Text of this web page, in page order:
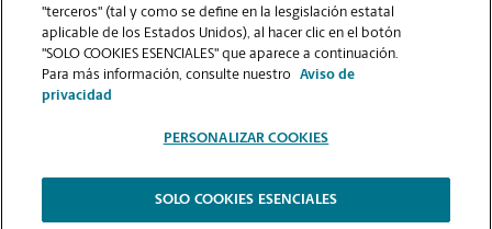
VER LA PÁGINA DE LA TIENDA
2026.
The UPS Store | Aviso de Privacidad | Términos de Uso del Sitio Web |
"terceros" (tal y como se define en la lesgislación estatal
aplicable de los Estados Unidos), al hacer clic en el botón
"SOLO COOKIES ESENCIALES" que aparece a continuación.
Para más información, consulte nuestro
Aviso de
privacidad
PERSONALIZAR COOKIES
SOLO COOKIES ESENCIALES